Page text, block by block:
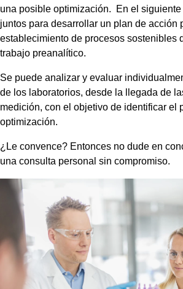
una posible optimización. En el
juntos para desarrollar un plan de acción
establecimiento de procesos sostenibles
trabajo preanalítico.
Se puede analizar y evaluar
de los laboratorios, desde la llegada de
medición, con el objetivo de identificar el
optimización.
¿Le convence? Entonces no dude en
una consulta personal sin compromiso.